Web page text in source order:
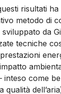
risultati
metodo di
sviluppato da
tecniche
inteso come
qualità